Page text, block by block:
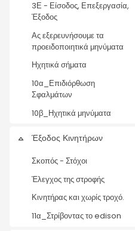
3Ε - Είσοδος, Επεξεργασία,
Έξοδος
Ας εξερευνήσουμε τα
προειδοποιητικά μηνύματα
Ηχητικά σήματα
10α_Επιδιόρθωση
Σφαλμάτων
10β_Ηχητικά μηνύματα
Collapse
Έξοδος Κινητήρων
Σκοπός - Στόχοι
Έλεγχος της στροφής
Κινητήρας και χωρίς τροχό.
11α_Στρίβοντας το edison